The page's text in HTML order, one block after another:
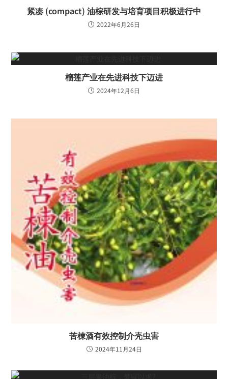
紧凑 (compact) 油棕研发与培育项目积极进行中
2022年6月26日
榴莲产业在先进科技下迈进
2024年12月6日
苦楝酒有效控制介壳虫害
2024年11月24日